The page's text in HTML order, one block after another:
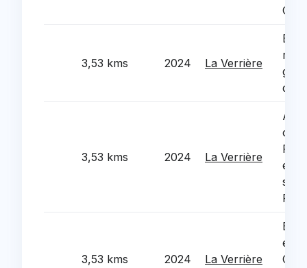
3,53 kms 2024 La Verrière
du
3,53 kms 2024 La Verrière
et
Parc
3,53 kms 2024 La Verrière